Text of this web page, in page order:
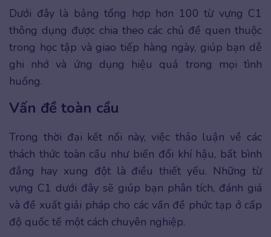
Dưới đây là bảng tổng hợp hơn 100 từ vựng C1
thông dụng được chia theo các chủ đề quen thuộc
trong học tập và giao tiếp hàng ngày, giúp bạn dễ
ghi nhớ và ứng dụng hiệu quả trong mọi tình
huống.
Vấn đề toàn cầu
Trong thời đại kết nối này, việc thảo luận về các
thách thức toàn cầu như biến đổi khí hậu, bất bình
đẳng hay xung đột là điều thiết yếu. Những từ
vựng C1 dưới đây sẽ giúp bạn phân tích, đánh giá
và đề xuất giải pháp cho các vấn đề phức tạp ở cấp
độ quốc tế một cách chuyên nghiệp.